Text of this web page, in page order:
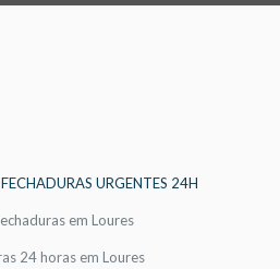
URGENTES 24H
em Loures
24 horas em Loures